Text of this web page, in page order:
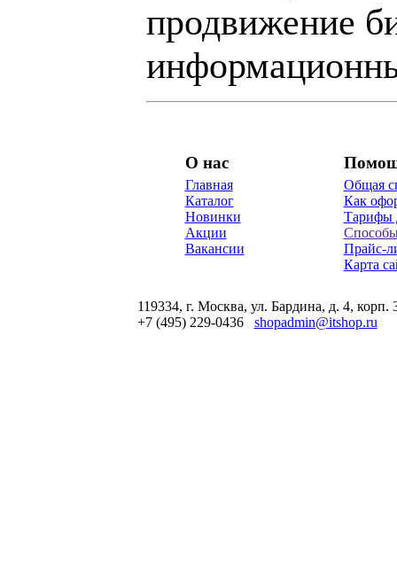
продвижение
О нас
Главная
Каталог
Новинки
Акции
Вакансии
Общая
Как
Тарифы
Прайс-
Карта
119334, г. Москва, ул. Бардина, д. 4, корп.
+7 (495) 229-0436 shopadmin@itshop.ru